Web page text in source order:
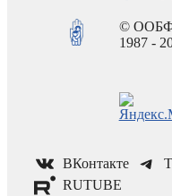
© ООБФ
1987 -
ВКонтакте
RUTUBE